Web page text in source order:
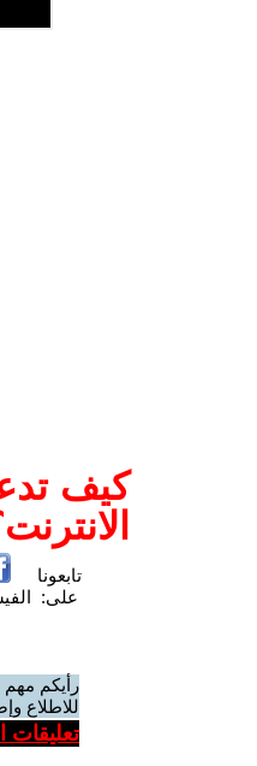
كيف
تابعونا
على:
رأيكم
للاطلاع
تعليقات